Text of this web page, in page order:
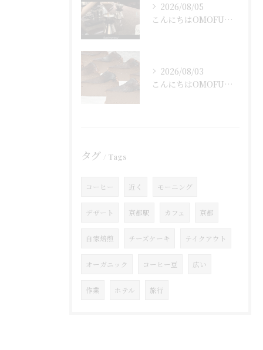
2026/08/05
こんにちはOMOFUです！
2026/08/03
こんにちはOMOFUです！
タグ Tags
コーヒー 近く モーニング
デザート 京都駅 カフェ 京都
自家焙煎 チーズケーキ テイクアウト
オーガニック コーヒー豆 広い
作業 ホテル 旅行